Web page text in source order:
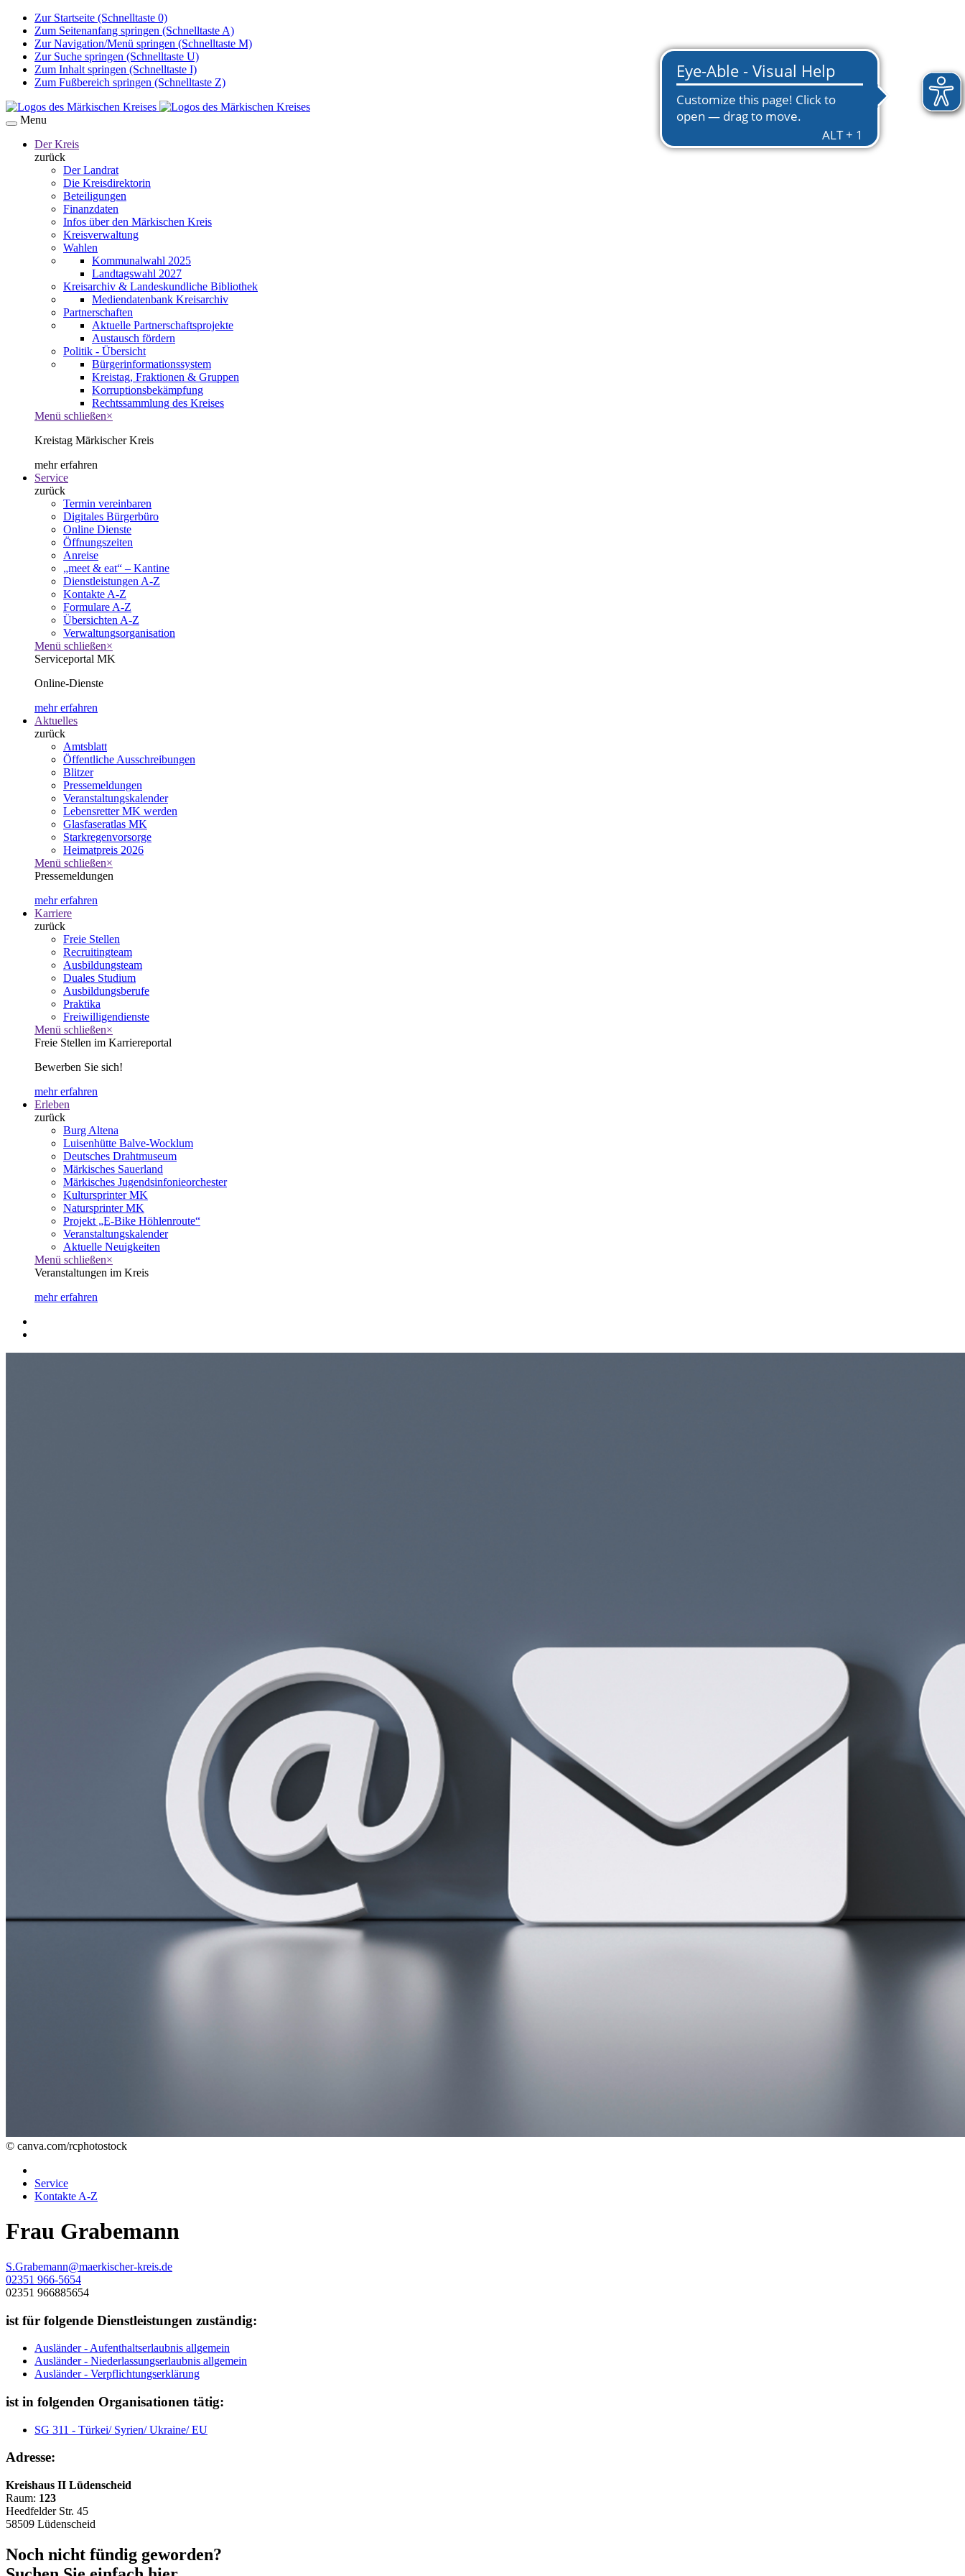
Zur Startseite (Schnelltaste 0)
Zum Seitenanfang springen (Schnelltaste A)
Zur Navigation/Menü springen (Schnelltaste M)
Zur Suche springen (Schnelltaste U)
Zum Inhalt springen (Schnelltaste I)
Zum Fußbereich springen (Schnelltaste Z)
Menu
Der Kreis
zurück
Der Landrat
Die Kreisdirektorin
Beteiligungen
Finanzdaten
Infos über den Märkischen Kreis
Kreisverwaltung
Wahlen
Kommunalwahl 2025
Landtagswahl 2027
Kreisarchiv & Landeskundliche Bibliothek
Mediendatenbank Kreisarchiv
Partnerschaften
Aktuelle Partnerschaftsprojekte
Austausch fördern
Politik - Übersicht
Bürgerinformationssystem
Kreistag, Fraktionen & Gruppen
Korruptionsbekämpfung
Rechtssammlung des Kreises
Menü schließen×
Kreistag Märkischer Kreis
mehr erfahren
Service
zurück
Termin vereinbaren
Digitales Bürgerbüro
Online Dienste
Öffnungszeiten
Anreise
„meet & eat“ – Kantine
Dienstleistungen A-Z
Kontakte A-Z
Formulare A-Z
Übersichten A-Z
Verwaltungsorganisation
Menü schließen×
Serviceportal MK
Online-Dienste
mehr erfahren
Aktuelles
zurück
Amtsblatt
Öffentliche Ausschreibungen
Blitzer
Pressemeldungen
Veranstaltungskalender
Lebensretter MK werden
Glasfaseratlas MK
Starkregenvorsorge
Heimatpreis 2026
Menü schließen×
Pressemeldungen
mehr erfahren
Karriere
zurück
Freie Stellen
Recruitingteam
Ausbildungsteam
Duales Studium
Ausbildungsberufe
Praktika
Freiwilligendienste
Menü schließen×
Freie Stellen im Karriereportal
Bewerben Sie sich!
mehr erfahren
Erleben
zurück
Burg Altena
Luisenhütte Balve-Wocklum
Deutsches Drahtmuseum
Märkisches Sauerland
Märkisches Jugendsinfonieorchester
Kultursprinter MK
Natursprinter MK
Projekt „E-Bike Höhlenroute“
Veranstaltungskalender
Aktuelle Neuigkeiten
Menü schließen×
Veranstaltungen im Kreis
mehr erfahren
© canva.com/rcphotostock
Service
Kontakte A-Z
Frau Grabemann
S.Grabemann@maerkischer-kreis.de
02351 966-5654
02351 966885654
ist für folgende Dienstleistungen zuständig:
Ausländer - Aufenthaltserlaubnis allgemein
Ausländer - Niederlassungserlaubnis allgemein
Ausländer - Verpflichtungserklärung
ist in folgenden Organisationen tätig:
SG 311 - Türkei/ Syrien/ Ukraine/ EU
Adresse:
Kreishaus II Lüdenscheid
Raum: 123
Heedfelder Str. 45
58509 Lüdenscheid
Noch nicht fündig geworden?